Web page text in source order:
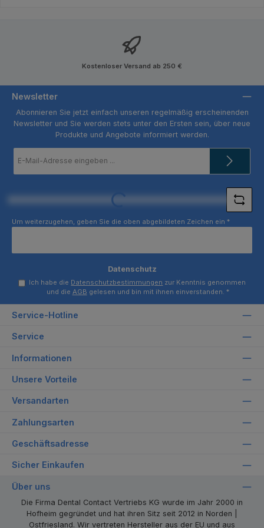
Kostenloser Versand ab 250 €
Newsletter
Abonnieren Sie jetzt einfach unseren regelmäßig erscheinenden
Newsletter und Sie werden stets unter den Ersten sein, über neue
Produkte und Angebote informiert werden.
Mail-
Loading...
Um weiterzugehen, geben Sie die oben abgebildeten Zeichen ein *
Datenschutz
Ich habe die Datenschutzbestimmungen zur Kenntnis genommen
und die AGB gelesen und bin mit ihnen einverstanden. *
Service-Hotline
Service
Informationen
Unsere Vorteile
Versandarten
Zahlungsarten
Geschäftsadresse
Sicher Einkaufen
Über uns
Die Firma Dental Contact Vertriebs KG wurde im Jahr 2000 in
Hofheim gegründet und hat ihren Sitz seit 2012 in Norden |
Ostfriesland. Wir vertreten Hersteller aus der EU und aus